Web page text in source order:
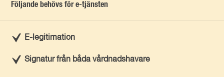
Följande behövs för e-tjänsten
E-legitimation
Signatur från båda vårdnadshavare